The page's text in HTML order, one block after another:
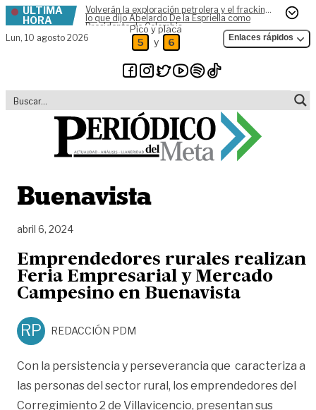
Skip to content
ÚLTIMA
HORA
Volverán la exploración petrolera y el fracking,
lo que dijo Abelardo De la Espriella como
Presidente de Colombia
Lun, 10 agosto 2026
Pico y placa
5 y 6 Enlaces rápidos
Buenavista
abril 6, 2024
Emprendedores rurales realizan
Feria Empresarial y Mercado
Campesino en Buenavista
RP REDACCIÓN PDM
Con la persistencia y perseverancia que caracteriza a
las personas del sector rural, los emprendedores del
Corregimiento 2 de Villavicencio, presentan sus